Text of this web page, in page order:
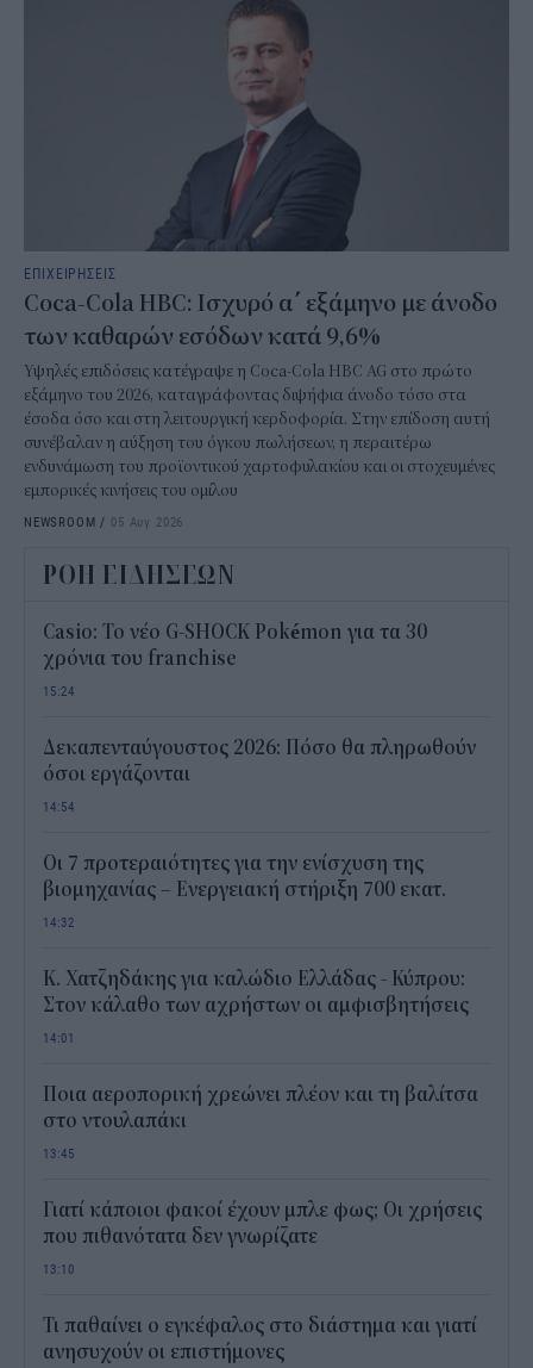
ΕΠΙΧΕΙΡΗΣΕΙΣ
Coca-Cola HBC: Ισχυρό α΄ εξάμηνο με άνοδο
των καθαρών εσόδων κατά 9,6%
Υψηλές επιδόσεις κατέγραψε η Coca-Cola HBC AG στο πρώτο
εξάμηνο του 2026, καταγράφοντας διψήφια άνοδο τόσο στα
έσοδα όσο και στη λειτουργική κερδοφορία. Στην επίδοση αυτή
συνέβαλαν η αύξηση του όγκου πωλήσεων, η περαιτέρω
ενδυνάμωση του προϊοντικού χαρτοφυλακίου και οι στοχευμένες
εμπορικές κινήσεις του ομίλου
NEWSROOM / 05 Αυγ 2026
ΡΟΗ ΕΙΔΗΣΕΩΝ
Casio: Το νέο G-SHOCK Pokémon για τα 30
χρόνια του franchise
15:24
Δεκαπενταύγουστος 2026: Πόσο θα πληρωθούν
όσοι εργάζονται
14:54
Οι 7 προτεραιότητες για την ενίσχυση της
βιομηχανίας – Ενεργειακή στήριξη 700 εκατ.
14:32
Κ. Χατζηδάκης για καλώδιο Ελλάδας - Κύπρου:
Στον κάλαθο των αχρήστων οι αμφισβητήσεις
14:01
Ποια αεροπορική χρεώνει πλέον και τη βαλίτσα
στο ντουλαπάκι
13:45
Γιατί κάποιοι φακοί έχουν μπλε φως; Οι χρήσεις
που πιθανότατα δεν γνωρίζατε
13:10
Τι παθαίνει ο εγκέφαλος στο διάστημα και γιατί
ανησυχούν οι επιστήμονες